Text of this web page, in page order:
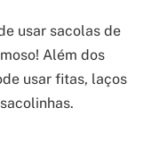
usar sacolas de
Além dos
usar fitas, laços